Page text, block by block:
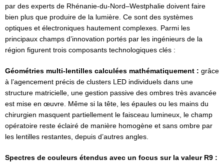
par des experts de Rhénanie-du-Nord–Westphalie doivent faire
bien plus que produire de la lumière. Ce sont des systèmes
optiques et électroniques hautement complexes. Parmi les
principaux champs d’innovation portés par les ingénieurs de la
région figurent trois composants technologiques clés :
Géométries multi-lentilles calculées mathématiquement : grâce
à l’agencement précis de clusters LED individuels dans une
structure matricielle, une gestion passive des ombres très avancée
est mise en œuvre. Même si la tête, les épaules ou les mains du
chirurgien masquent partiellement le faisceau lumineux, le champ
opératoire reste éclairé de manière homogène et sans ombre par
les lentilles restantes, depuis d’autres angles.
Spectres de couleurs étendus avec un focus sur la valeur R9 :